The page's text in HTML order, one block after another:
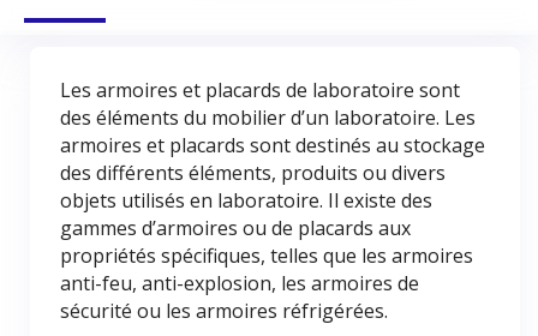
Les armoires et placards de laboratoire sont
des éléments du mobilier d’un laboratoire. Les
armoires et placards sont destinés au stockage
des différents éléments, produits ou divers
objets utilisés en laboratoire. Il existe des
gammes d’armoires ou de placards aux
propriétés spécifiques, telles que les armoires
anti-feu, anti-explosion, les armoires de
sécurité ou les armoires réfrigérées.